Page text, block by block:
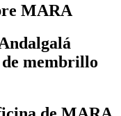
MARA
membrillo